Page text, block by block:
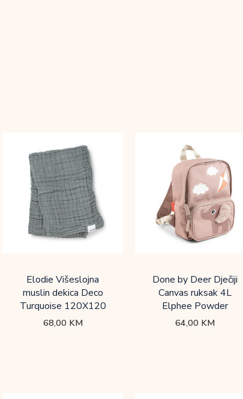
Elodie Višeslojna
muslin dekica Deco
Turquoise 120X120
68,00 KM
Done by Deer Dječiji
Canvas ruksak 4L
Elphee Powder
64,00 KM